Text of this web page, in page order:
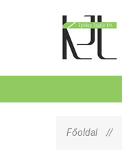
Főoldal //